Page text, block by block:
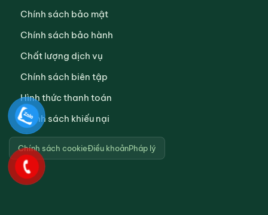
Chính sách bảo mật
Chính sách bảo hành
Chất lượng dịch vụ
Chính sách biên tập
Hình thức thanh toán
Chính sách khiếu nại
Chính sách cookieĐiều khoảnPháp lý